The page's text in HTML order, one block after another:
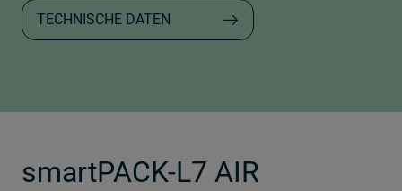
TECHNISCHE DATEN
smartPACK-L7 AIR